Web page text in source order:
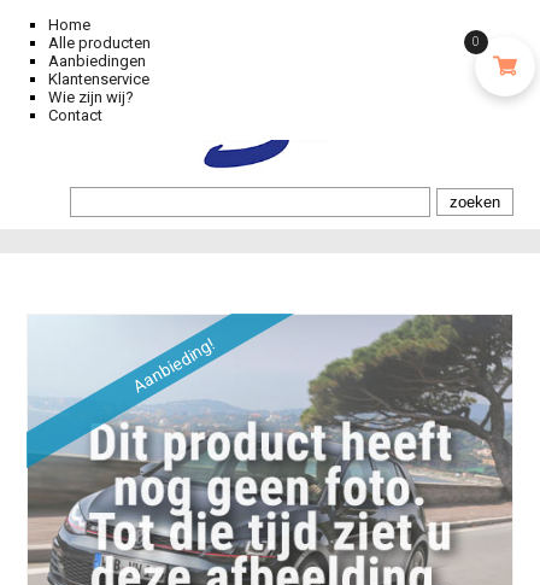
Home
Alle producten
Aanbiedingen
Klantenservice
Wie zijn wij?
Contact
Aanbieding!
0